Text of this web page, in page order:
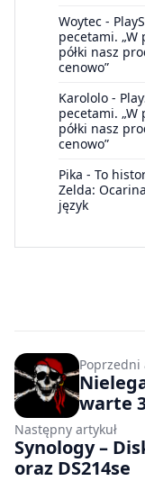
Woytec -
pecetami.
półki nasz
cenowo”
Karololo -
pecetami.
półki nasz
cenowo”
Pika - To
Zelda:
język
Poprzedni
warte
Następny artykuł
Synology –
oraz DS214se